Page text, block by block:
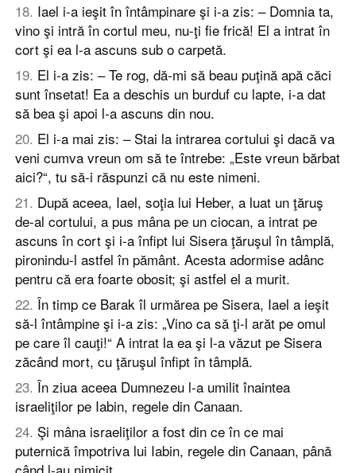
18. Iael i-a ieşit în întâmpinare şi i-a zis: – Domnia ta,
vino şi intră în cortul meu, nu-ţi fie frică! El a intrat în
cort şi ea l-a ascuns sub o carpetă.
19. El i-a zis: – Te rog, dă-mi să beau puţină apă căci
sunt însetat! Ea a deschis un burduf cu lapte, i-a dat
să bea şi apoi l-a ascuns din nou.
20. El i-a mai zis: – Stai la intrarea cortului şi dacă va
veni cumva vreun om să te întrebe: „Este vreun bărbat
aici?“, tu să-i răspunzi că nu este nimeni.
21. După aceea, Iael, soţia lui Heber, a luat un ţăruş
de-al cortului, a pus mâna pe un ciocan, a intrat pe
ascuns în cort şi i-a înfipt lui Sisera ţăruşul în tâmplă,
pironindu-l astfel în pământ. Acesta adormise adânc
pentru că era foarte obosit; şi astfel el a murit.
22. În timp ce Barak îl urmărea pe Sisera, Iael a ieşit
să-l întâmpine şi i-a zis: „Vino ca să ţi-l arăt pe omul
pe care îl cauţi!“ A intrat la ea şi l-a văzut pe Sisera
zăcând mort, cu ţăruşul înfipt în tâmplă.
23. În ziua aceea Dumnezeu l-a umilit înaintea
israeliţilor pe Iabin, regele din Canaan.
24. Şi mâna israeliţilor a fost din ce în ce mai
puternică împotriva lui Iabin, regele din Canaan, până